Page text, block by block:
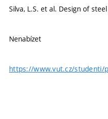
Silva, L.S. et al. Design of
Nenabízet
https://www.vut.cz/studenti/